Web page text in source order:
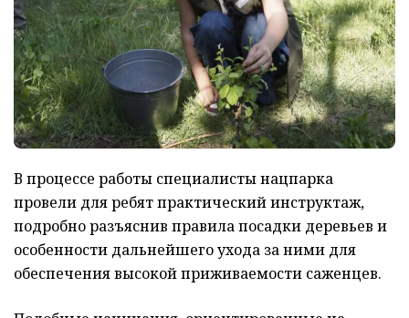
В процессе работы специалисты нацпарка
провели для ребят практический инструктаж,
подробно разъяснив правила посадки деревьев и
особенности дальнейшего ухода за ними для
обеспечения высокой приживаемости саженцев.